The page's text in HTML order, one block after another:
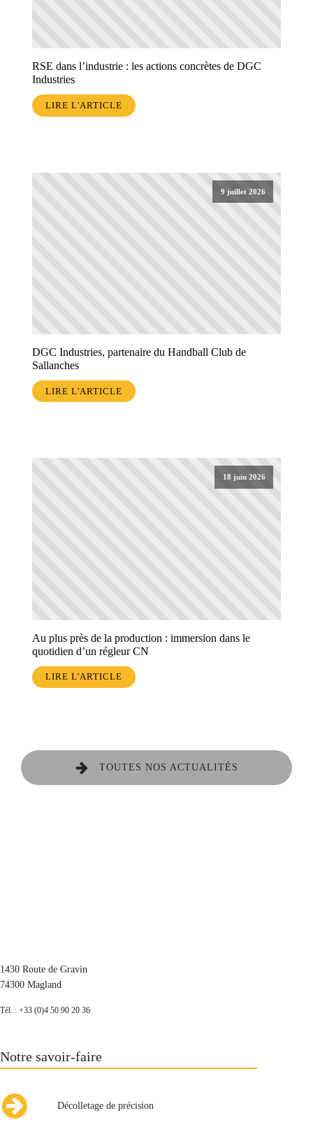
RSE dans l’industrie : les actions concrètes de DGC
Industries
LIRE L'ARTICLE
9 juillet 2026
DGC Industries, partenaire du Handball Club de
Sallanches
LIRE L'ARTICLE
18 juin 2026
Au plus près de la production : immersion dans le
quotidien d’un régleur CN
LIRE L'ARTICLE
TOUTES NOS ACTUALITÉS
1430 Route de Gravin
74300 Magland
Tél. : +33 (0)4 50 90 20 36
Notre savoir-faire
Décolletage de précision